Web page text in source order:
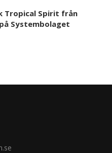
Tropical Spirit från
Systembolaget